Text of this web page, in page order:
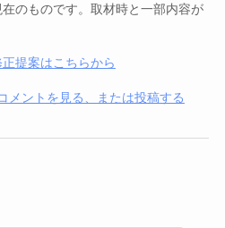
のものです。取材時と一部内容が
提案はこちらから
メントを見る、または投稿する